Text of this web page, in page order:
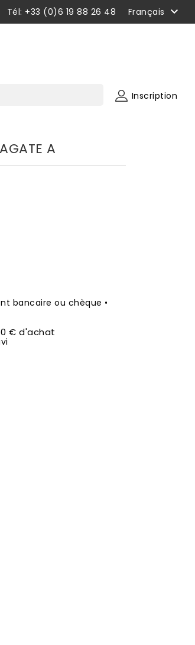
Tél: +33 (0)6 19 88 26 48 Français 
Inscription
A
bancaire ou chèque •
€ d'achat